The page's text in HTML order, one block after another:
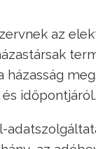
az
időpontjáról.